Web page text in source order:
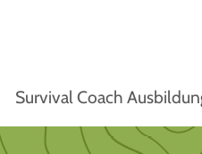
Survival Coach